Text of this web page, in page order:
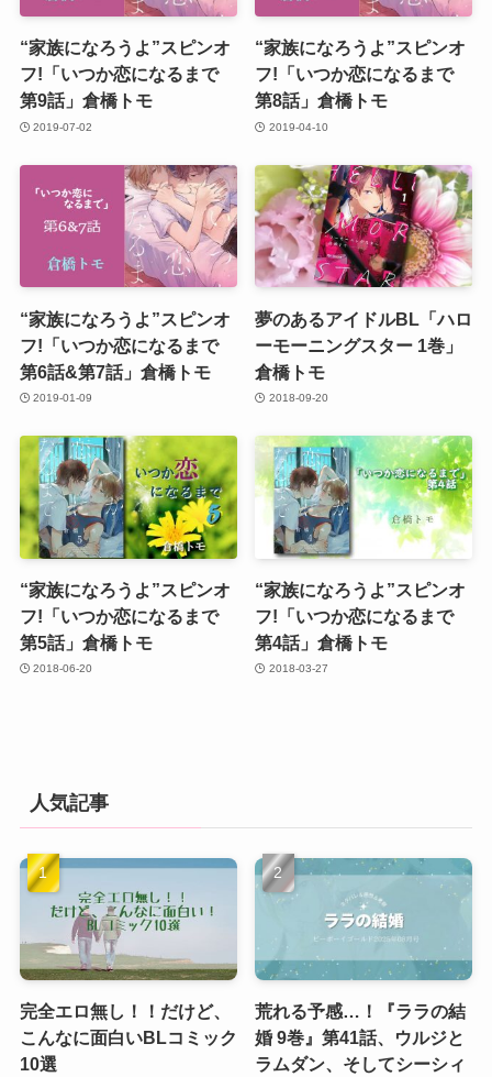
“家族になろうよ”スピンオ
フ!「いつか恋になるまで
第9話」倉橋トモ
2019-07-02
“家族になろうよ”スピンオ
フ!「いつか恋になるまで
第8話」倉橋トモ
2019-04-10
“家族になろうよ”スピンオ
フ!「いつか恋になるまで
第6話&第7話」倉橋トモ
2019-01-09
夢のあるアイドルBL「ハロ
ーモーニングスター 1巻」
倉橋トモ
2018-09-20
“家族になろうよ”スピンオ
フ!「いつか恋になるまで
第5話」倉橋トモ
2018-06-20
“家族になろうよ”スピンオ
フ!「いつか恋になるまで
第4話」倉橋トモ
2018-03-27
人気記事
完全エロ無し！！だけど、
こんなに面白いBLコミック
10選
荒れる予感…！『ララの結
婚 9巻』第41話、ウルジと
ラムダン、そしてシーシィ